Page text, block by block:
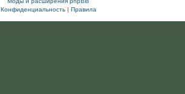
Конфиденциальность| Правила